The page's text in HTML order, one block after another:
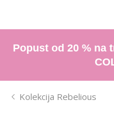
Popust od 20 % na
Kolekcija Rebelious